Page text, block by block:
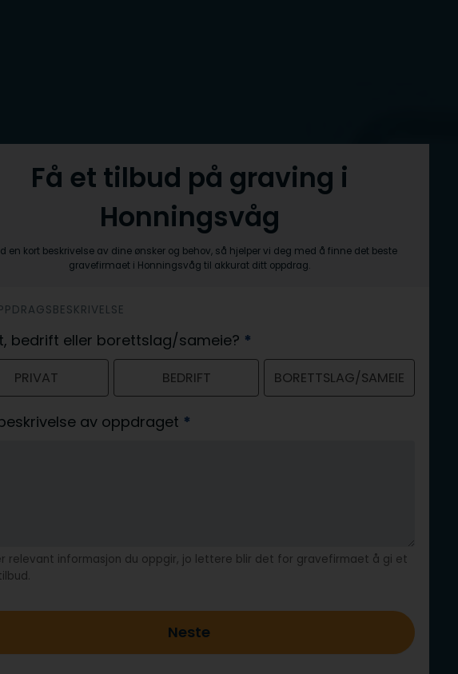
Få et tilbud på graving i
Honningsvåg
en kort beskrivelse av dine ønsker og behov, så hjelper vi deg med å finne det beste
gravefirmaet i Honningsvåg til akkurat ditt oppdrag.
bedrift eller borettslag/sameie? *
PRIVAT BEDRIFT BORETTSLAG/SAMEIE
av oppdraget *
relevant informasjon du oppgir, jo lettere blir det for gravefirmaet å gi et
Neste